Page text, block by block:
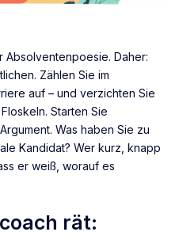
Daher:
Zählen Sie im
auf – und verzichten Sie
Starten Sie
Was haben Sie zu
Kandidat? Wer kurz, knapp
er weiß, worauf es
rät: